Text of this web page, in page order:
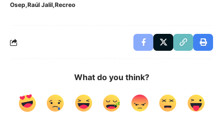
Osep Raúl Jalil Recreo
What do you think?